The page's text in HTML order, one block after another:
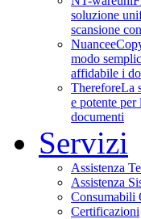
soluzione
scansione
Nuance
modo
affidabile i
ThereforeLa
e potente per
documenti
Servizi
Assistenza
Assistenza
Consumabili
Certificazioni